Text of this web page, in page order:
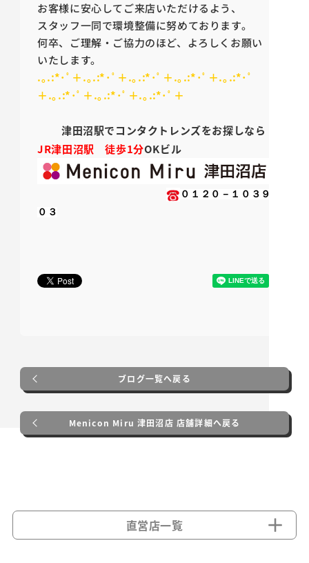
お客様に安心してご来店いただけるよう、
スタッフ一同で環境整備に努めております。
何卒、ご理解・ご協力のほど、よろしくお願い
いたします。
.｡.:*･ﾟ＋.｡.:*･ﾟ＋.｡.:*･ﾟ＋.｡.:*･ﾟ＋.｡.:*･ﾟ
＋.｡.:*･ﾟ＋.｡.:*･ﾟ＋.｡.:*･ﾟ＋
津田沼駅でコンタクトレンズをお探しなら
JR津田沼駅 徒歩1分OKビル
０１２０－１０３９
０３
ブログ一覧へ戻る
Menicon Miru 津田沼店 店舗詳細へ戻る
直営店一覧